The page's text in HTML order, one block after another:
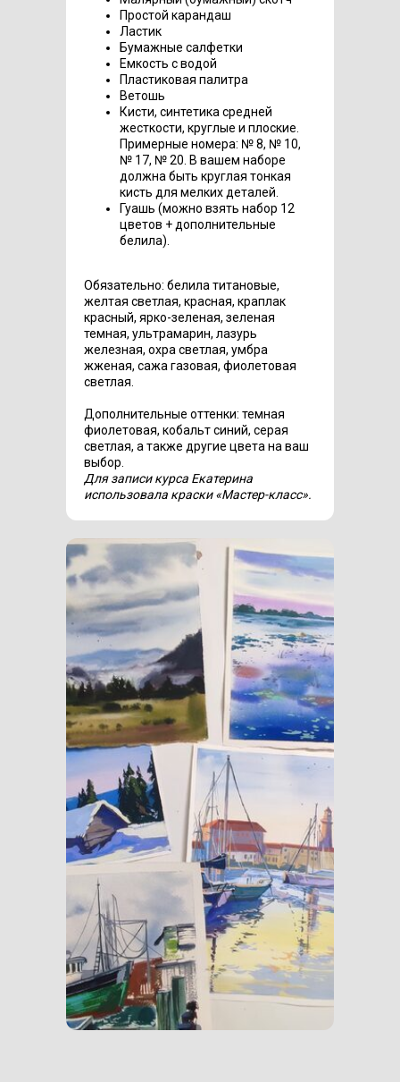
Простой карандаш
Ластик
Бумажные салфетки
Емкость с водой
Пластиковая палитра
Ветошь
Кисти, синтетика средней
жесткости, круглые и плоские.
Примерные номера: № 8, № 10,
№ 17, № 20. В вашем наборе
должна быть круглая тонкая
кисть для мелких деталей.
Гуашь (можно взять набор 12
цветов + дополнительные
белила).
Обязательно: белила титановые,
желтая светлая, красная, краплак
красный, ярко-зеленая, зеленая
темная, ультрамарин, лазурь
железная, охра светлая, умбра
жженая, сажа газовая, фиолетовая
светлая.
Дополнительные оттенки: темная
фиолетовая, кобальт синий, серая
светлая, а также другие цвета на ваш
выбор.
Для записи курса Екатерина
использовала краски «Мастер-класс».